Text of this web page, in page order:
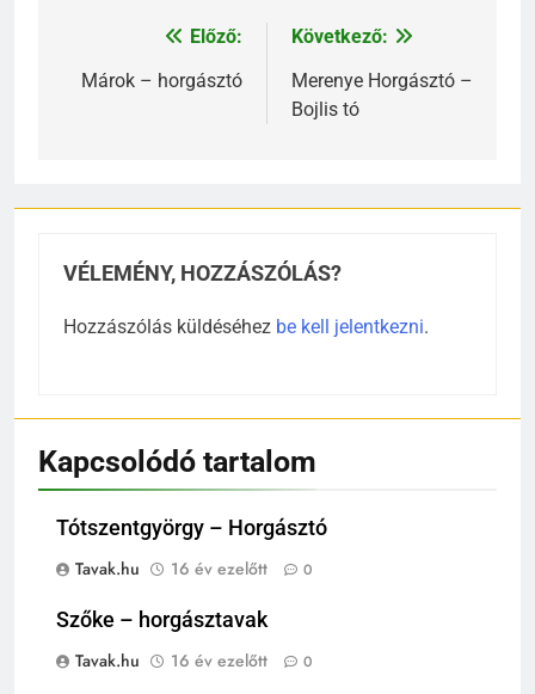
Bejegyzés
navigáció
Előző:
Márok – horgásztó
Következő:
Merenye Horgásztó –
Bojlis tó
VÉLEMÉNY, HOZZÁSZÓLÁS?
Hozzászólás küldéséhez be kell jelentkezni.
Kapcsolódó tartalom
Tótszentgyörgy – Horgásztó
Tavak.hu
16 év ezelőtt 0
Szőke – horgásztavak
Tavak.hu
16 év ezelőtt 0